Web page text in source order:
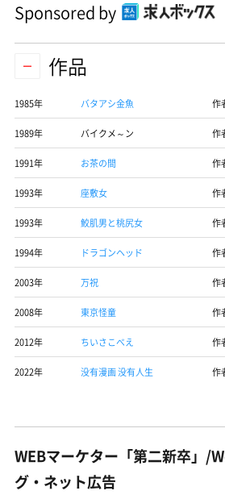
Sponsored by
作品
1985年 バタアシ金魚 作
1989年 バイクメ～ン 作
1991年 お茶の間 作
1993年 座敷女 作
1993年 鮫肌男と桃尻女 作
1994年 ドラゴンヘッド 作
2003年 万祝 作
2008年 東京怪童 作
2012年 ちいさこべえ 作
2022年 没有漫画 没有人生 作
WEBマーケター「第二新卒」/
グ・ネット広告